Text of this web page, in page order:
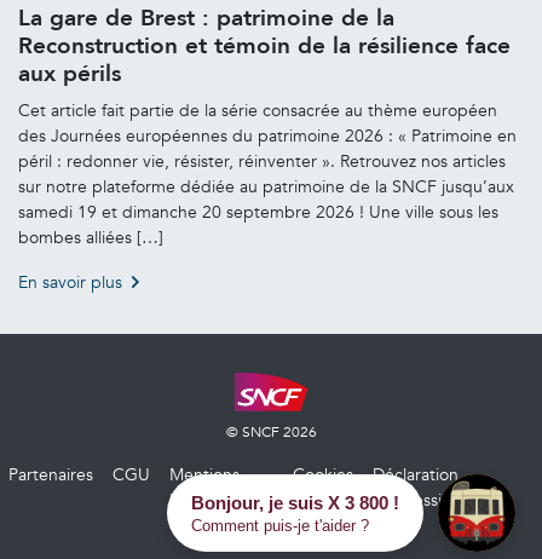
La gare de Brest : patrimoine de la
Reconstruction et témoin de la résilience face
aux périls
Cet article fait partie de la série consacrée au thème européen
des Journées européennes du patrimoine 2026 : « Patrimoine en
péril : redonner vie, résister, réinventer ». Retrouvez nos articles
sur notre plateforme dédiée au patrimoine de la SNCF jusqu’aux
samedi 19 et dimanche 20 septembre 2026 ! Une ville sous les
bombes alliées […]
En savoir plus
© SNCF 2026
Partenaires CGU
Mentions
légales
Cookies
Déclaration
d’accessibilité